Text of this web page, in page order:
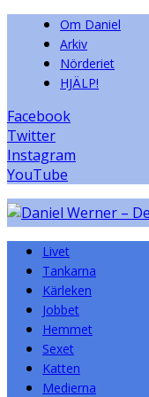
Om Daniel
Arkiv
Nörderiet
HJÄLP!
Facebook
Twitter
Instagram
YouTube
Livet
Tankarna
Kärleken
Jobbet
Hemmet
Sexet
Katten
Medierna